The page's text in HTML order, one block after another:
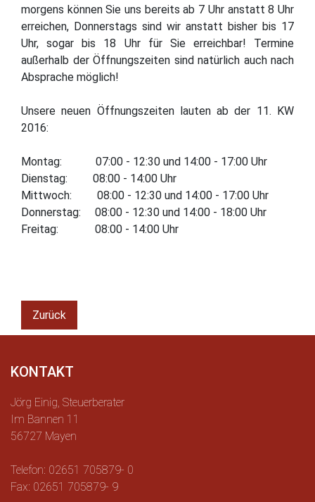
morgens können Sie uns bereits ab 7 Uhr anstatt 8 Uhr
erreichen, Donnerstags sind wir anstatt bisher bis 17
Uhr, sogar bis 18 Uhr für Sie erreichbar! Termine
außerhalb der Öffnungszeiten sind natürlich auch nach
Absprache möglich!
Unsere neuen Öffnungszeiten lauten ab der 11. KW
2016:
Montag: 07:00 - 12:30 und 14:00 - 17:00 Uhr
Dienstag: 08:00 - 14:00 Uhr
Mittwoch: 08:00 - 12:30 und 14:00 - 17:00 Uhr
Donnerstag: 08:00 - 12:30 und 14:00 - 18:00 Uhr
Freitag: 08:00 - 14:00 Uhr
Zurück
KONTAKT
Jörg Einig, Steuerberater
Im Bannen 11
56727 Mayen
Telefon: 02651 705879- 0
Fax: 02651 705879- 9